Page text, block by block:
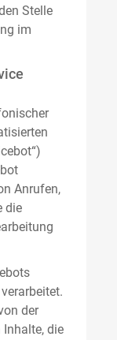
Stelle
im
Anrufen,
die
der
Inhalte, die